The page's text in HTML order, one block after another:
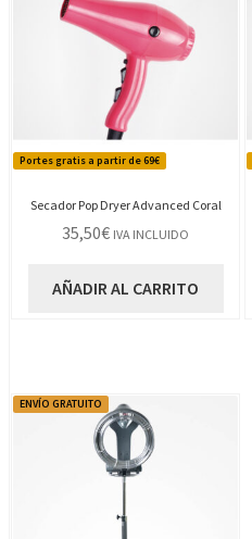
Portes gratis a partir de 69€
Secador Pop Dryer Advanced Coral
35,50€ IVA INCLUIDO
AÑADIR AL CARRITO
ENVÍO GRATUITO